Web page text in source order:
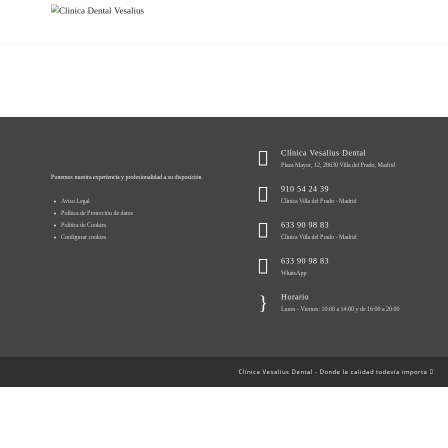
Ponemos nuestra experiencia y profesionalidad a su disposición
Aviso Legal
Política de Protección de datos
Política de Cookies
Configurar cookies
Clínica Vesalius Dental
Plaza Mayor, 12, 28630 Villa del Prado, Madrid
910 54 24 39
Clínica Villa del Prado - Madrid
633 90 98 83
Clínica Villa del Prado - Madrid
633 90 98 83
WhatsApp
Horario
Lunes - Viernes: 10:00 a 14:00 y de 16:00 a 20:00
Clínica Vesalius Dental - Donde la calidad todavía importa